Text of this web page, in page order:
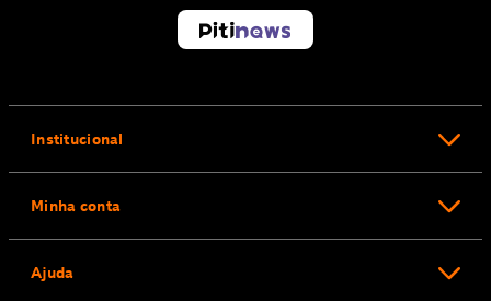
Institucional
Minha conta
Ajuda